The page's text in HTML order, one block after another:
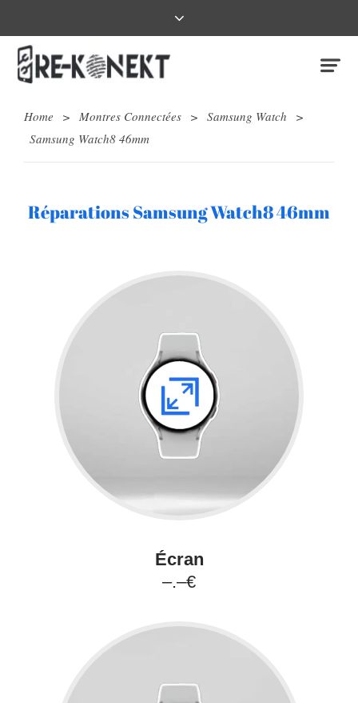
Home > Montres Connectées > Samsung Watch
>
Samsung Watch8 46mm
Réparations Samsung Watch8 46mm
Écran
–.–€